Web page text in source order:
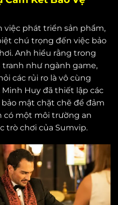
việc phát triển sản phẩm,
chú trọng đến việc bảo
Anh hiểu rằng trong
như ngành game,
các rủi ro là vô cùng
Huy đã thiết lập các
mật chặt chẽ để đảm
có một môi trường an
trò chơi của Sumvip.